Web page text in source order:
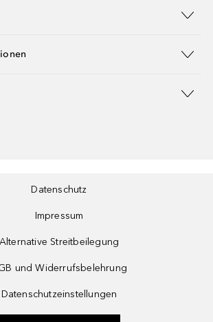
Datenschutz
Impressum
Alternative Streitbeilegung
und Widerrufsbelehrung
Datenschutzeinstellungen